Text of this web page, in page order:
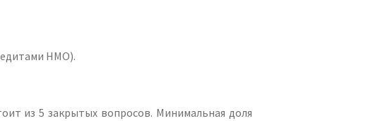
НМО).
из 5 закрытых вопросов. Минимальная доля